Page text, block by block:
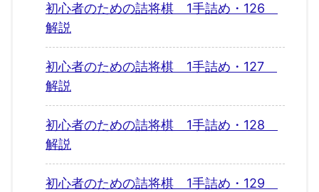
初心者のための詰将棋 1手詰め・126
解説
初心者のための詰将棋 1手詰め・127
解説
初心者のための詰将棋 1手詰め・128
解説
初心者のための詰将棋 1手詰め・129